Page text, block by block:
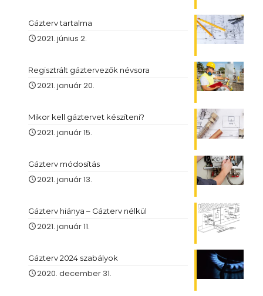
Gázterv tartalma
2021. június 2.
Regisztrált gáztervezők névsora
2021. január 20.
Mikor kell gáztervet készíteni?
2021. január 15.
Gázterv módosítás
2021. január 13.
Gázterv hiánya – Gázterv nélkül
2021. január 11.
Gázterv 2024 szabályok
2020. december 31.